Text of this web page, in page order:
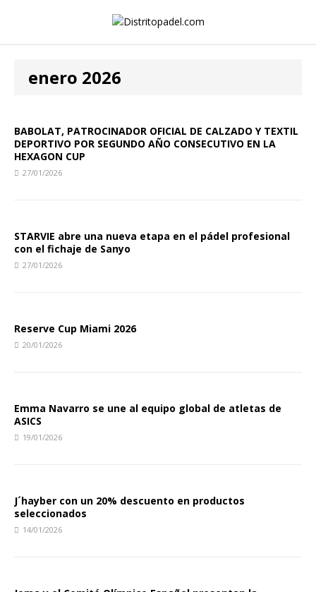
enero 2026
BABOLAT, PATROCINADOR OFICIAL DE CALZADO Y TEXTIL
DEPORTIVO POR SEGUNDO AÑO CONSECUTIVO EN LA
HEXAGON CUP
27/01/2026
STARVIE abre una nueva etapa en el pádel profesional
con el fichaje de Sanyo
27/01/2026
Reserve Cup Miami 2026
20/01/2026
Emma Navarro se une al equipo global de atletas de
ASICS
19/01/2026
J´hayber con un 20% descuento en productos
seleccionados
14/01/2026